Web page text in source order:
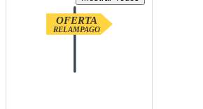
OFERTA
RELAMPAGO